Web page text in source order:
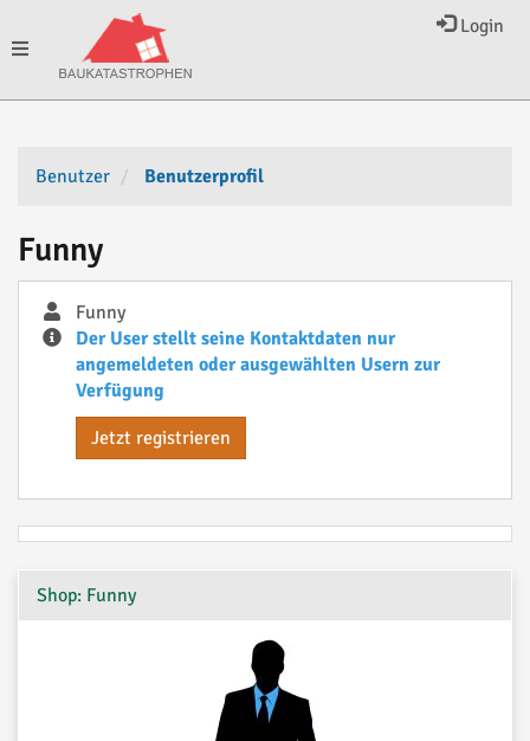
Login
Toggle
Benutzer
Benutzerprofil
Funny
Funny
Der User stellt seine Kontaktdaten nur
angemeldeten oder ausgewählten Usern zur
Verfügung
Jetzt registrieren
Shop: Funny